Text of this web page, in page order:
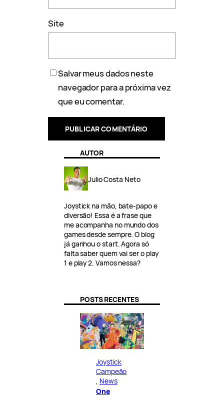
Site
Salvar meus dados neste
navegador para a próxima vez
que eu comentar.
AUTOR
Julio Costa Neto
Joystick na mão, bate-papo e
diversão! Essa é a frase que
me acompanha no mundo dos
games desde sempre. O blog
já ganhou o start. Agora só
falta saber quem vai ser o play
1 e play 2. Vamos nessa?
POSTS RECENTES
Joystick
Campeão
News
One